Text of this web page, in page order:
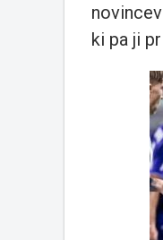
ki pa ji